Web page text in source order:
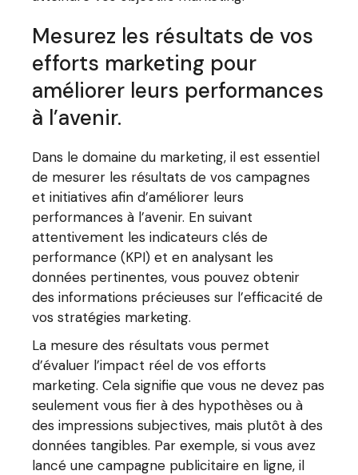
Mesurez les résultats de vos
efforts marketing pour
améliorer leurs performances
à l’avenir.
Dans le domaine du marketing, il est essentiel
de mesurer les résultats de vos campagnes
et initiatives afin d’améliorer leurs
performances à l’avenir. En suivant
attentivement les indicateurs clés de
performance (KPI) et en analysant les
données pertinentes, vous pouvez obtenir
des informations précieuses sur l’efficacité de
vos stratégies marketing.
La mesure des résultats vous permet
d’évaluer l’impact réel de vos efforts
marketing. Cela signifie que vous ne devez pas
seulement vous fier à des hypothèses ou à
des impressions subjectives, mais plutôt à des
données tangibles. Par exemple, si vous avez
lancé une campagne publicitaire en ligne, il